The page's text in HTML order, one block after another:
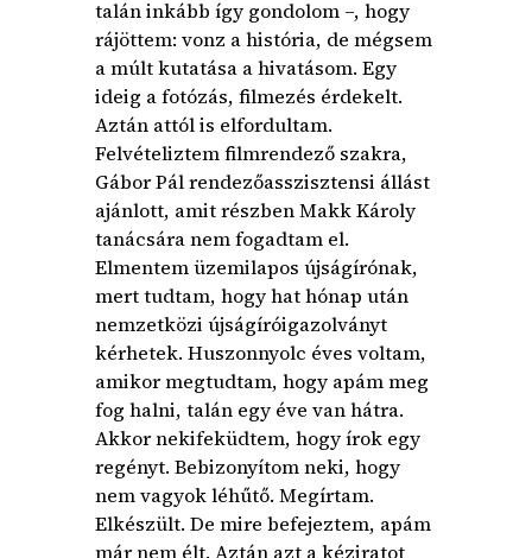
talán inkább így gondolom –, hogy
rájöttem: vonz a história, de mégsem
a múlt kutatása a hivatásom. Egy
ideig a fotózás, filmezés érdekelt.
Aztán attól is elfordultam.
Felvételiztem filmrendező szakra,
Gábor Pál rendezőasszisztensi állást
ajánlott, amit részben Makk Károly
tanácsára nem fogadtam el.
Elmentem üzemilapos újságírónak,
mert tudtam, hogy hat hónap után
nemzetközi újságíróigazolványt
kérhetek. Huszonnyolc éves voltam,
amikor megtudtam, hogy apám meg
fog halni, talán egy éve van hátra.
Akkor nekifeküdtem, hogy írok egy
regényt. Bebizonyítom neki, hogy
nem vagyok léhűtő. Megírtam.
Elkészült. De mire befejeztem, apám
már nem élt. Aztán azt a kéziratot